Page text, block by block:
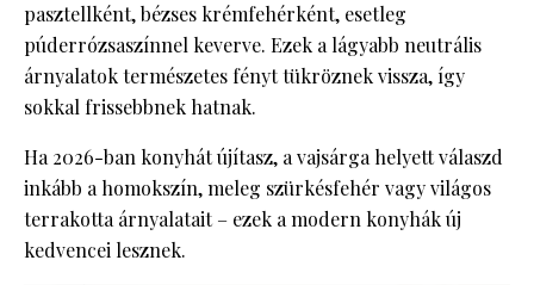
pasztellként, bézses krémfehérként, esetleg
púderrózsaszínnel keverve. Ezek a lágyabb neutrális
árnyalatok természetes fényt tükröznek vissza, így
sokkal frissebbnek hatnak.
Ha 2026-ban konyhát újítasz, a vajsárga helyett válaszd
inkább a homokszín, meleg szürkésfehér vagy világos
terrakotta árnyalatait – ezek a modern konyhák új
kedvencei lesznek.